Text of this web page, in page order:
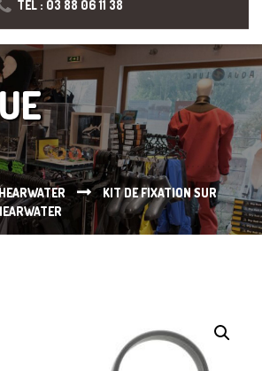
TÉL : 03 88 06 11 38
KIT DE FIXATION SUR